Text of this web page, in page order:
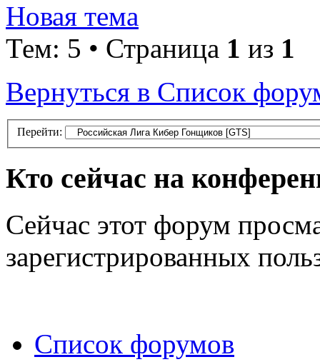
Новая тема
Тем: 5 • Страница 1 из 1
Вернуться в Список
Перейти:
Кто сейчас на
Сейчас этот форум
зарегистрированных
Список форумов